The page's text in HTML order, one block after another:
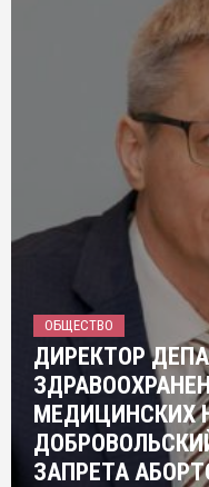
ОБЩЕСТВО
ДИРЕКТОР
МЕДИЦИНСКИХ
ЗАПРЕТА